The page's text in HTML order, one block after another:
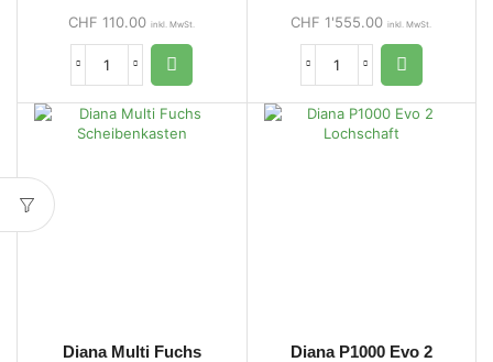
CHF 110.00 inkl. MwSt. CHF 1'555.00 inkl. MwSt.
Diana Multi Fuchs
Diana P1000 Evo 2